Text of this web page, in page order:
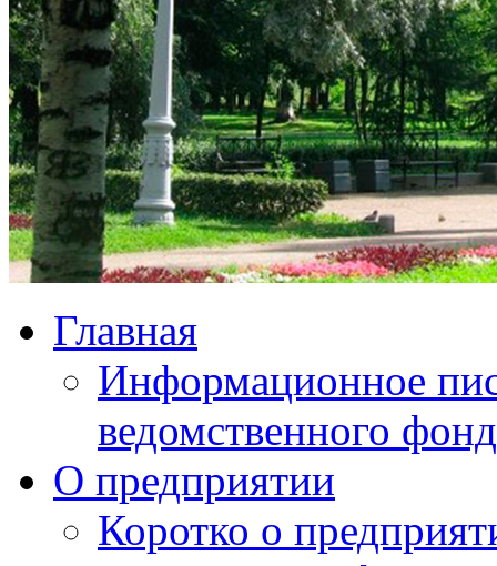
Главная
Информационное
ведомственного
О предприятии
Коротко о